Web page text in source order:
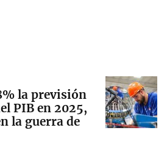
la previsión
PIB en 2025,
la guerra de